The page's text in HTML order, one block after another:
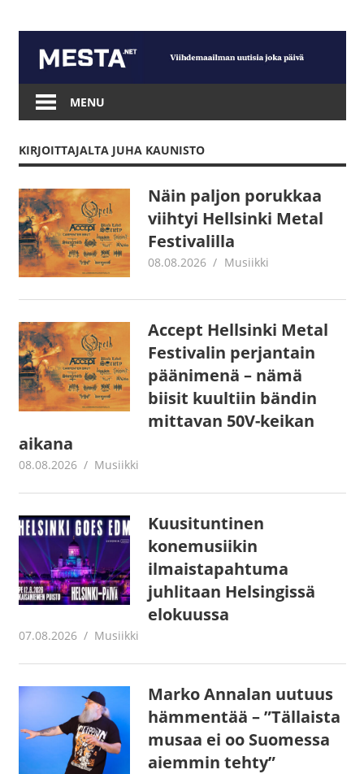
content
Mesta.net
MENU
KIRJOITTAJALTA JUHA KAUNISTO
Näin paljon porukkaa
viihtyi Hellsinki Metal
Festivalilla
08.08.2026 Juha Kaunisto
Musiikki
Accept Hellsinki Metal
Festivalin perjantain
päänimenä – nämä
biisit kuultiin bändin
mittavan 50V-keikan
aikana
08.08.2026 Juha Kaunisto
Musiikki
Kuusituntinen
konemusiikin
ilmaistapahtuma
juhlitaan Helsingissä
elokuussa
07.08.2026 Juha Kaunisto
Musiikki
Marko Annalan uutuus
hämmentää – ”Tällaista
musaa ei oo Suomessa
aiemmin tehty”